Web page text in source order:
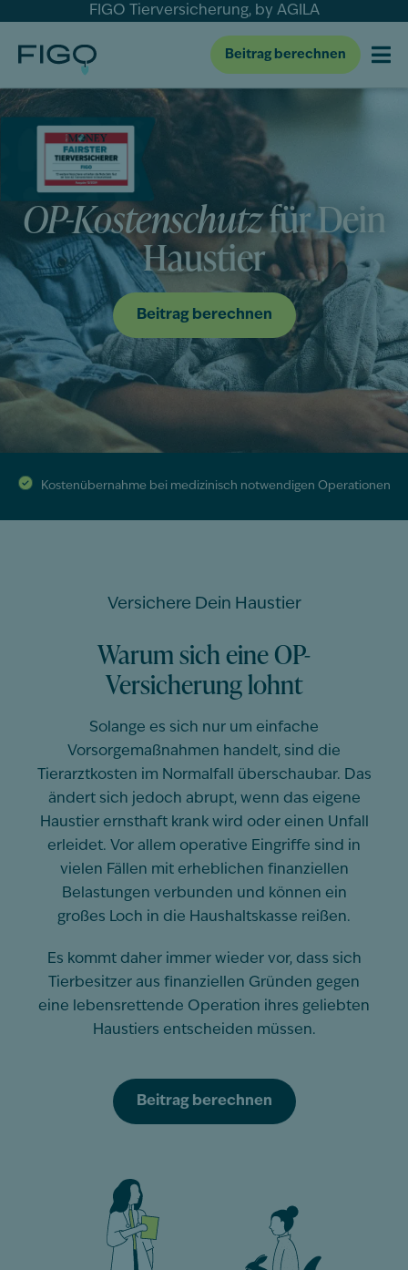
FIGO Tierversicherung, by AGILA
Beitrag berechnen
OP-Kostenschutzfür Dein
Haustier
Beitrag berechnen
Kostenübernahme bei medizinisch notwendigen Operationen
Versichere Dein Haustier
Warum sich eine OP-
Versicherung lohnt
Solange es sich nur um einfache
Vorsorgemaßnahmen handelt, sind die
Tierarztkosten im Normalfall überschaubar. Das
ändert sich jedoch abrupt, wenn das eigene
Haustier ernsthaft krank wird oder einen Unfall
erleidet. Vor allem operative Eingriffe sind in
vielen Fällen mit erheblichen finanziellen
Belastungen verbunden und können ein
großes Loch in die Haushaltskasse reißen.
Es kommt daher immer wieder vor, dass sich
Tierbesitzer aus finanziellen Gründen gegen
eine lebensrettende Operation ihres geliebten
Haustiers entscheiden müssen.
Beitrag berechnen